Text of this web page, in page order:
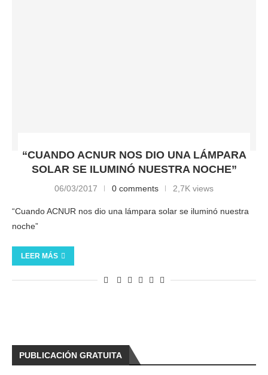
“CUANDO ACNUR NOS DIO UNA LÁMPARA
SOLAR SE ILUMINÓ NUESTRA NOCHE”
06/03/2017 0 comments 2,7K views
“Cuando ACNUR nos dio una lámpara solar se iluminó nuestra
noche”
LEER MÁS
PUBLICACIÓN GRATUITA